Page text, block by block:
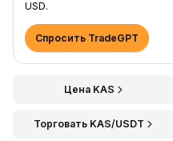
USD.
Спросить TradeGPT
Цена KAS
Торговать KAS/USDT